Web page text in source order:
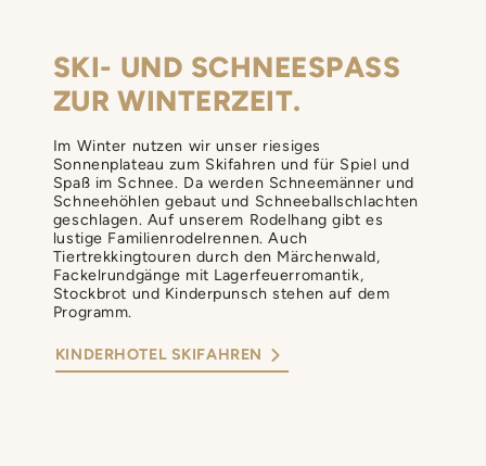
SKI- UND SCHNEESPASS
ZUR WINTERZEIT.
Im Winter nutzen wir unser riesiges
Sonnenplateau zum Skifahren und für Spiel und
Spaß im Schnee. Da werden Schneemänner und
Schneehöhlen gebaut und Schneeballschlachten
geschlagen. Auf unserem Rodelhang gibt es
lustige Familienrodelrennen. Auch
Tiertrekkingtouren durch den Märchenwald,
Fackelrundgänge mit Lagerfeuerromantik,
Stockbrot und Kinderpunsch stehen auf dem
Programm.
KINDERHOTEL SKIFAHREN